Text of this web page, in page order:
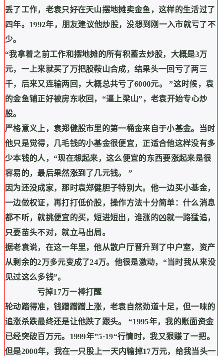
丢了工作，老袁只好在天山摆地摊卖金鱼，这样的生活过了
四年。 1992年，朋友建议他炒股，没想到刚一入市就亏了不
少。
“我拿着之前工作和摆地摊的所有积蓄去炒股，大概是3万
元，一上来就买了万把股鞍山合成，结果头一回亏了两三
千，后来又连输两回，大概总共亏了6000元。 ”这时候，袁
的金鱼铺正好被房东收回， “逼上梁山”，老袁开始专心炒
股。
严格意义上，袁郑健股市里的第一桶金来自于小基金。当时
他只是觉得，几毛钱的小基金很便宜，正适合他这样没有多
少本钱的人， “现在想起来，这么便宜的东西要涨起来是很
容易的，最后果然涨到了几元钱。
”
因为还没成家，那时袁郑健胆子特别大。他一边买小基金，
一边做权证，再打打低价股，操作方法十分简单：什么消息
都不听，就挑便宜的买，短进短出，谁涨的凶就一路猛追，
只要苗头不对，就立马出局。
据老袁说，在这一年里，他从散户厅晋升到了中户室，资产
从剩余的2万多元变成了24万。他很是激动， “当时我从来没
见过这么多钱”。
亏掉17万一棒打醒
轮动踏得准，钱蹭蹭蹭上涨，老袁自然劲道十足，但一味的
追涨杀跌最终还是让他跌了跟头。
“1995年，我的账面资金
已经突破百万元。 1999年”5·19“行情时，我又狠赚了一把。
但是2000年，我在一只股上一天内输掉17万元，给我当头一